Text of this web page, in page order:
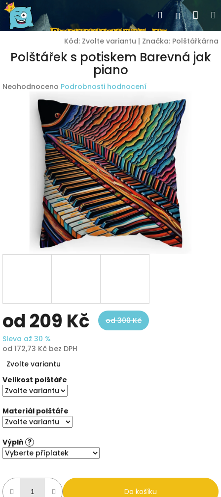
Přejít
na
obsah
Hledat
Kód: Zvolte variantu | Značka: Polštářkárna
Polštářek s potiskem Barevná jak
piano
Průměrné
Neohodnoceno Podrobnosti hodnocení
od209 Kč
od 300 Kč
Sleva až 30 %
od 172,73 Kč bez DPH
cena:
Zvolte variantu
Velikost polštáře
Materiál polštáře
Výplň ?
Do košíku